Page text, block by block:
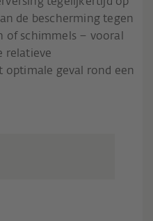
de bescherming tegen
of schimmels – vooral
relatieve
optimale geval rond een